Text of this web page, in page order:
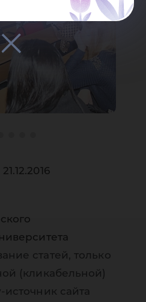
21.12.2016
статей, только
(кликабельной)
сайта